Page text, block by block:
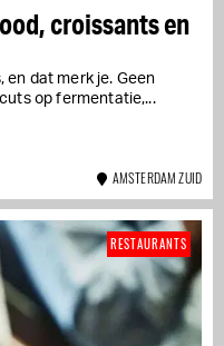
croissants en
en dat merk je. Geen
op fermentatie,...
AMSTERDAM ZUID
RESTAURANTS